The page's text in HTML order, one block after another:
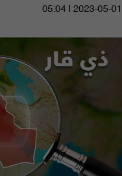
05:04 | 2023-05-01